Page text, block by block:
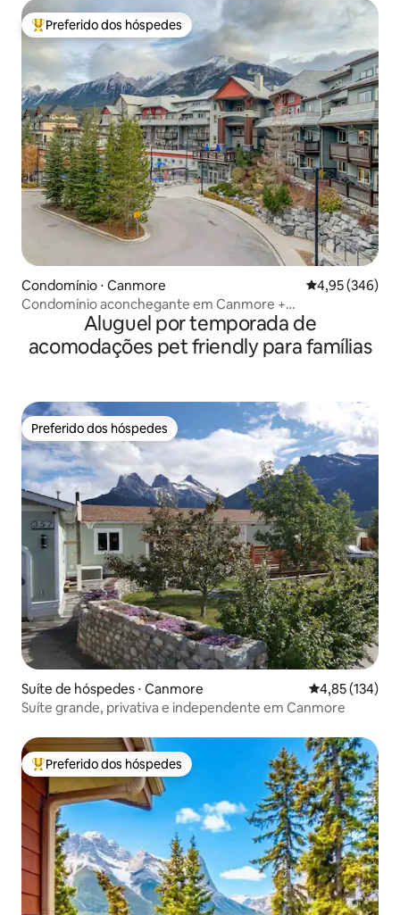
Entre os melhores preferidos dos hóspedes
Preferido dos hóspedes
Condomínio ⋅ Canmore 4,95 de uma
4,95 (346)
Condomínio aconchegante em Canmore +
estacionamento subterrâneo + banheira de
hidromassagem
Aluguel por temporada de
acomodações pet friendly para famílias
Preferido dos hóspedes
Preferido dos hóspedes
Suíte de hóspedes ⋅ Canmore 4,85 de uma
4,85 (134)
Suíte grande, privativa e independente em Canmore
Entre os melhores preferidos dos hóspedes
Preferido dos hóspedes